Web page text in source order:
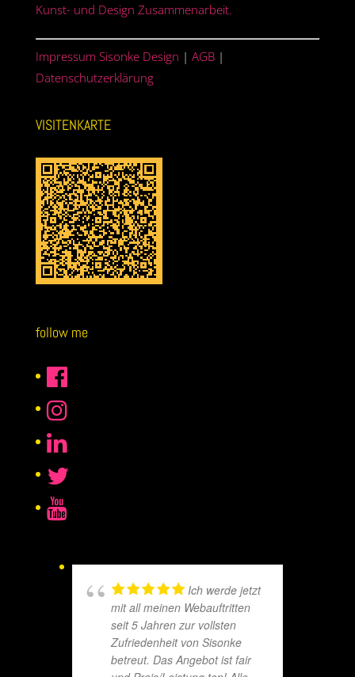
Kunst- und Design Zusammenarbeit.
Impressum Sisonke Design | AGB|
Datenschutzerklärung
VISITENKARTE
follow me
Ich werde jetzt
mit all meinen Webauftritten
seit 5 Jahren zur vollsten
Zufriedenheit von Sisonke
betreut. Das Angebot ist fair